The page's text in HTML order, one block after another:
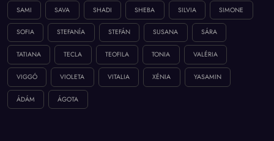
SAMI SAVA SHADI SHEBA SILVIA SIMONE
SOFIA STEFANÍA STEFÁN SUSANA SÁRA
TATIANA TECLA TEOFILA TONIA VALÉRIA
VIGGÓ VIOLETA VITALIA XÉNIA YASAMIN
ÁDÁM ÁGOTA